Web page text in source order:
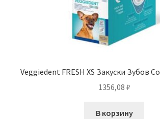
Veggiedent FRESH XS Закуски Зубов
1356,08 ₽
В корзину